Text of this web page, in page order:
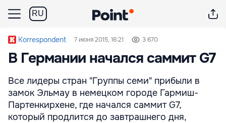
RU
Korrespondent 7 июня 2015, 16:21 3 670
В Германии начался саммит G7
Все лидеры стран "Группы семи" прибыли в
замок Эльмау в немецком городе Гармиш-
Партенкирхене, где начался саммит G7,
который продлится до завтрашнего дня,